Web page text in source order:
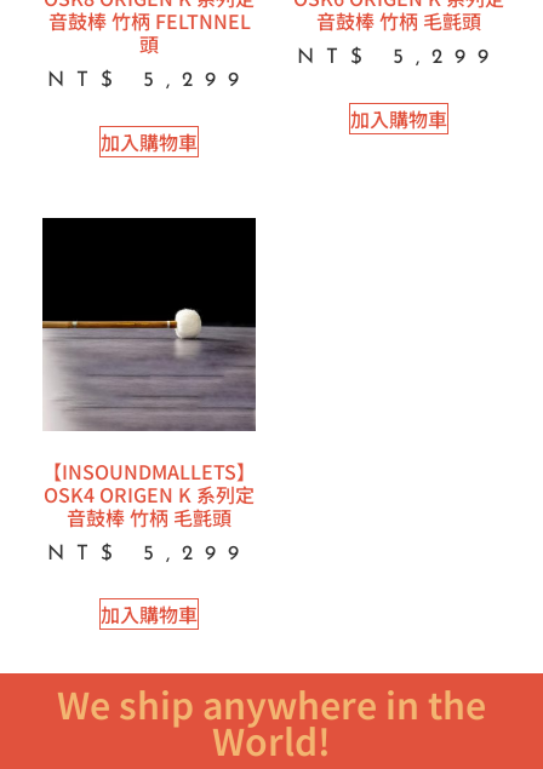
音鼓棒 竹柄 FELTNNEL
頭
NT$ 5,299
加入購物車
音鼓棒 竹柄 毛氈頭
NT$ 5,299
加入購物車
【INSOUNDMALLETS】
OSK4 ORIGEN K 系列定
音鼓棒 竹柄 毛氈頭
NT$ 5,299
加入購物車
We ship anywhere in the
World!